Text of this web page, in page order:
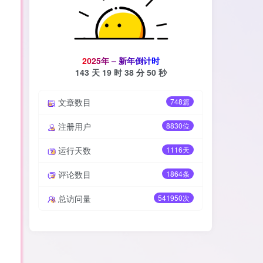
2025年– 新年倒计时
143 天 19 时 38 分 49 秒
748篇
文章数目
8830位
注册用户
1116天
运行天数
1864条
评论数目
541950次
总访问量